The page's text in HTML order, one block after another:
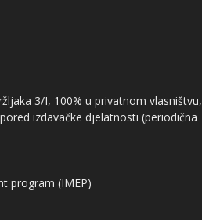
3/I, 100% u privatnom vlasništvu,
izdavačke djelatnosti (periodična
program (IMEP)